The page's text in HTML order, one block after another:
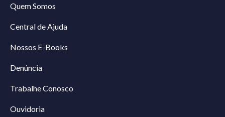
Quem Somos
Central de Ajuda
Nossos E-Books
Denúncia
Trabalhe Conosco
Ouvidoria